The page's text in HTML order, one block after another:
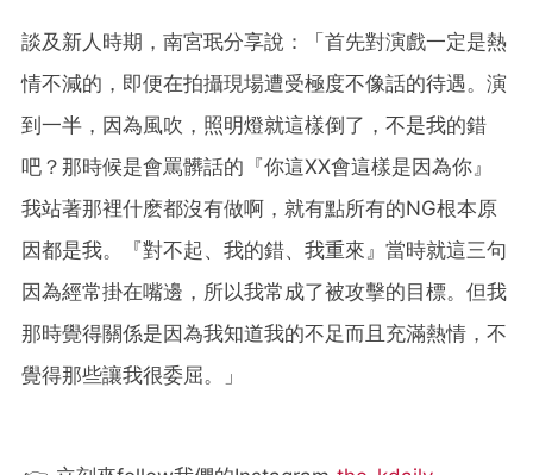
談及新人時期，南宮珉分享說：「首先對演戲一定是熱
情不減的，即便在拍攝現場遭受極度不像話的待遇。演
到一半，因為風吹，照明燈就這樣倒了，不是我的錯
吧？那時候是會罵髒話的『你這XX會這樣是因為你』
我站著那裡什麽都沒有做啊，就有點所有的NG根本原
因都是我。『對不起、我的錯、我重來』當時就這三句
因為經常掛在嘴邊，所以我常成了被攻擊的目標。但我
那時覺得關係是因為我知道我的不足而且充滿熱情，不
覺得那些讓我很委屈。」